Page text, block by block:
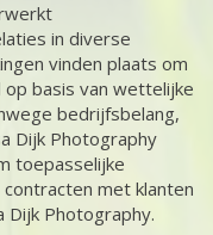
in diverse
vinden plaats om
basis van wettelijke
bedrijfsbelang,
Dijk Photography
toepasselijke
met klanten
Dijk Photography.